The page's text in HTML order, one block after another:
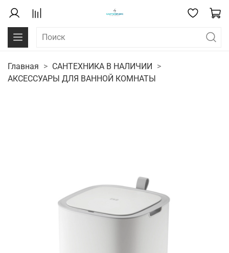
Главная
САНТЕХНИКА В НАЛИЧИИ
АКСЕССУАРЫ ДЛЯ ВАННОЙ КОМНАТЫ